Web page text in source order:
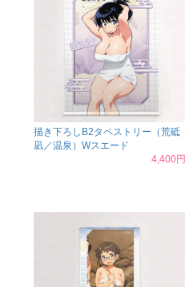
描き下ろしB2タペストリー（荒砥
凪／温泉）Wスエード
4,400円